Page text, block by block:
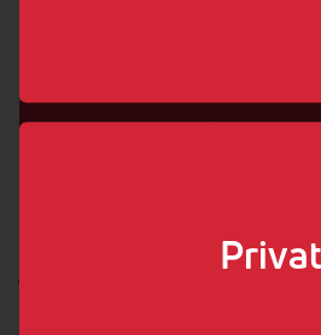
Privat
Boka
Vi hjälper dig med